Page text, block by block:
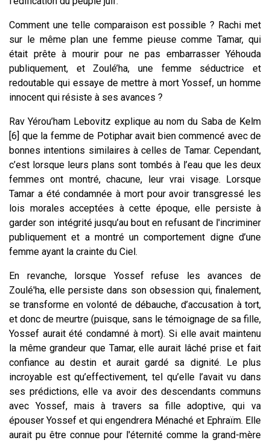
Comment une telle comparaison est possible ? Rachi met
sur le même plan une femme pieuse comme Tamar, qui
était prête à mourir pour ne pas embarrasser Yéhouda
publiquement, et Zoulé’ha, une femme séductrice et
redoutable qui essaye de mettre à mort Yossef, un homme
innocent qui résiste à ses avances ?
Rav Yérou’ham Lebovitz explique au nom du Saba de Kelm
[6] que la femme de Potiphar avait bien commencé avec de
bonnes intentions similaires à celles de Tamar. Cependant,
c’est lorsque leurs plans sont tombés à l’eau que les deux
femmes ont montré, chacune, leur vrai visage. Lorsque
Tamar a été condamnée à mort pour avoir transgressé les
lois morales acceptées à cette époque, elle persiste à
garder son intégrité jusqu’au bout en refusant de l'incriminer
publiquement et a montré un comportement digne d’une
femme ayant la crainte du Ciel.
En revanche, lorsque Yossef refuse les avances de
Zoulé'ha, elle persiste dans son obsession qui, finalement,
se transforme en volonté de débauche, d’accusation à tort,
et donc de meurtre (puisque, sans le témoignage de sa fille,
Yossef aurait été condamné à mort). Si elle avait maintenu
la même grandeur que Tamar, elle aurait lâché prise et fait
confiance au destin et aurait gardé sa dignité. Le plus
incroyable est qu’effectivement, tel qu’elle l’avait vu dans
ses prédictions, elle va avoir des descendants communs
avec Yossef, mais à travers sa fille adoptive, qui va
épouser Yossef et qui engendrera Ménaché et Ephraïm. Elle
aurait pu être connue pour l'éternité comme la grand-mère